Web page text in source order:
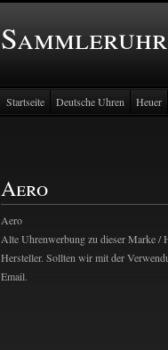
Startseite Deutsche Uhren Heuer
Aero
Aero
Alte Uhrenwerbung zu dieser Marke /
Hersteller. Sollten wir mit der
Email.